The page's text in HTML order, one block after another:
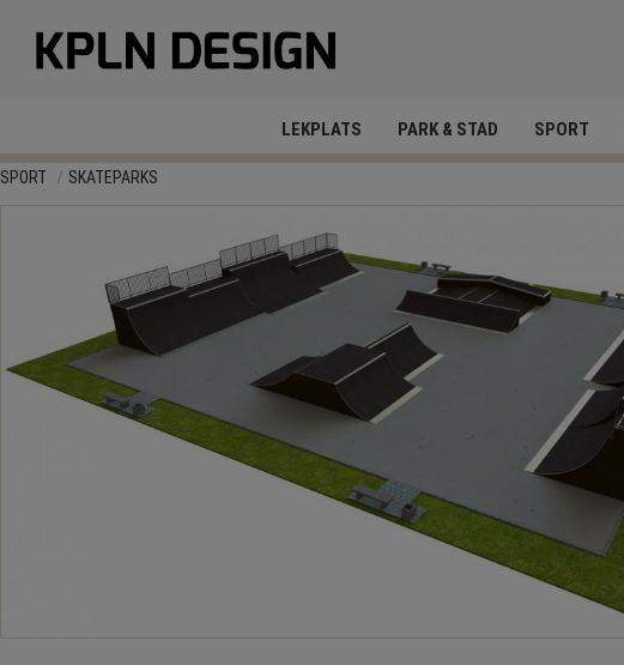
LEKPLATS PARK & STAD SPORT
SPORT SKATEPARKS